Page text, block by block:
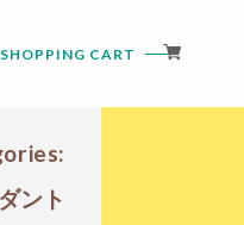
SHOPPING CART
ント